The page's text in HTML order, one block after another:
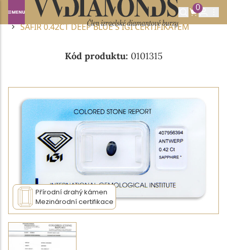
0
Domů DRAHOKAMY A POLODRAHOKAMY
SAFÍR
SAFÍR 0.42CT DEEP BLUE S IGI CERTIFIKÁTEM
Kód produktu: 0101315
Přírodní drahý kámen
Mezinárodní certifikace